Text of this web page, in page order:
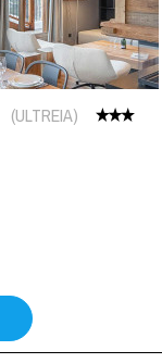
(ULTREIA)